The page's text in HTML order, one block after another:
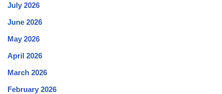
July 2026
June 2026
May 2026
April 2026
March 2026
February 2026